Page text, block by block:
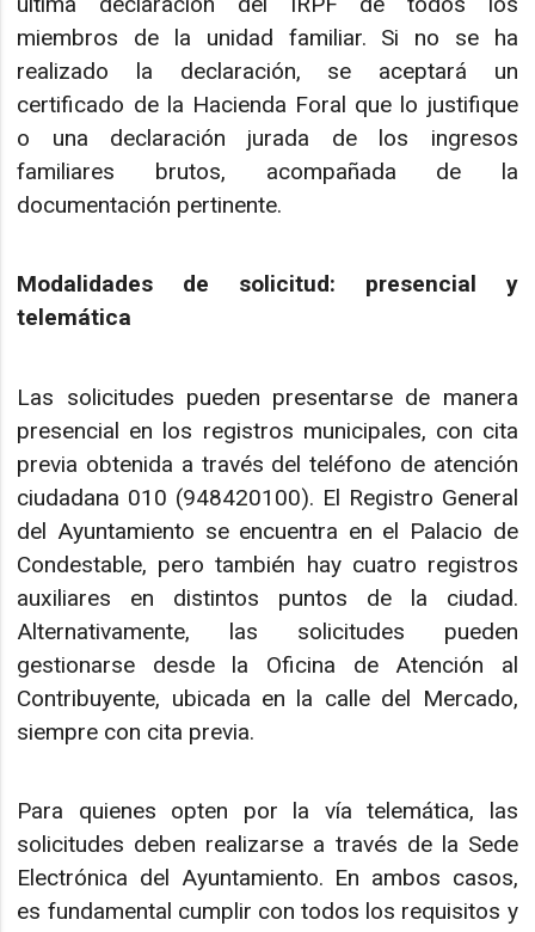
miembros de la unidad familiar. Si no se ha
realizado la declaración, se aceptará un
certificado de la Hacienda Foral que lo justifique
o una declaración jurada de los ingresos
familiares brutos, acompañada de la
documentación pertinente.
Modalidades de solicitud: presencial y
telemática
Las solicitudes pueden presentarse de manera
presencial en los registros municipales, con cita
previa obtenida a través del teléfono de atención
ciudadana 010 (948420100). El Registro General
del Ayuntamiento se encuentra en el Palacio de
Condestable, pero también hay cuatro registros
auxiliares en distintos puntos de la ciudad.
Alternativamente, las solicitudes pueden
gestionarse desde la Oficina de Atención al
Contribuyente, ubicada en la calle del Mercado,
siempre con cita previa.
Para quienes opten por la vía telemática, las
solicitudes deben realizarse a través de la Sede
Electrónica del Ayuntamiento. En ambos casos,
es fundamental cumplir con todos los requisitos y